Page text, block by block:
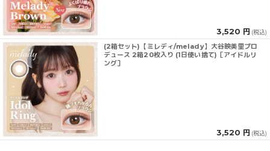
3,520 円 (税込)
(2箱セット)【ミレディ/melady】大谷映美里プロ
デュース 2箱20枚入り (1日使い捨て)［アイドルリ
ング］
3,520 円 (税込)